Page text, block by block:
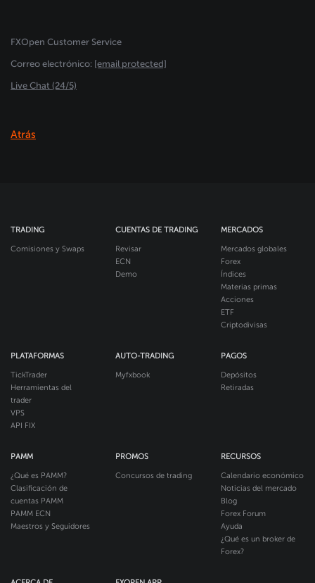
FXOpen Customer Service
Сorreo electrónico: [email protected]
Live Chat (24/5)
Atrás
TRADING
Comisiones y Swaps
CUENTAS DE TRADING
Revisar
ECN
Demo
MERCADOS
Mercados globales
Forex
Índices
Materias primas
Acciones
ETF
Criptodivisas
PLATAFORMAS
TickTrader
Herramientas del
trader
VPS
API FIX
AUTO-TRADING
Myfxbook
PAGOS
Depósitos
Retiradas
PAMM
¿Qué es PAMM?
Clasificación de
cuentas PAMM
PAMM ECN
Maestros y Seguidores
PROMOS
Concursos de trading
RECURSOS
Calendario económico
Noticias del mercado
Blog
Forex Forum
Ayuda
¿Qué es un broker de
Forex?